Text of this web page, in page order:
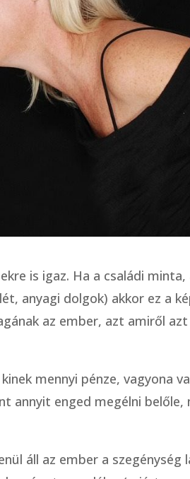
is igaz. Ha a családi minta,
anyagi dolgok) akkor ez a
az ember, azt amiről azt
mennyi pénze, vagyona
annyit enged megélni belőle,
áll az ember a szegénység